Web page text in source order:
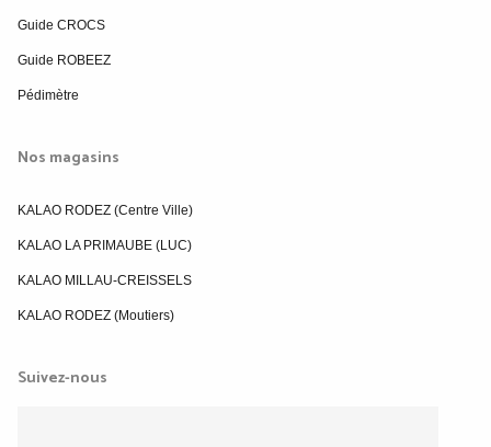
Guide CROCS
Guide ROBEEZ
Pédimètre
Nos magasins
KALAO RODEZ (Centre Ville)
KALAO LA PRIMAUBE (LUC)
KALAO MILLAU-CREISSELS
KALAO RODEZ (Moutiers)
Suivez-nous